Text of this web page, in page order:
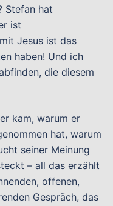
Stefan hat
ist
Jesus ist das
haben! Und ich
die diesem
kam, warum er
hat, warum
seiner Meinung
– all das erzählt
offenen,
Gespräch, das